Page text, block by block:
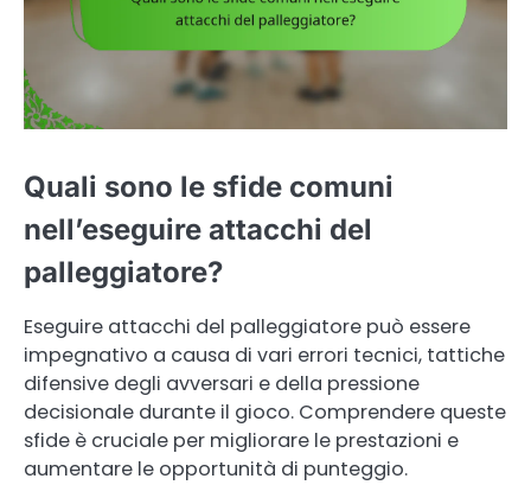
Quali sono le sfide comuni
nell’eseguire attacchi del
palleggiatore?
Eseguire attacchi del palleggiatore può essere
impegnativo a causa di vari errori tecnici, tattiche
difensive degli avversari e della pressione
decisionale durante il gioco. Comprendere queste
sfide è cruciale per migliorare le prestazioni e
aumentare le opportunità di punteggio.